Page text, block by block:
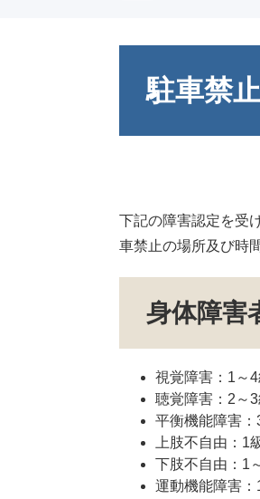
駐車禁
下記の障害認定を受
車禁止の場所及び時
身体障害
視覚障害：1～4
聴覚障害：2～3
平衡機能障害：
上肢不自由：1
下肢不自由：1
運動機能障害：